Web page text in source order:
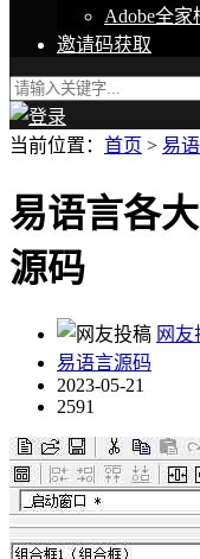
Adobe全家
邀请码获取
当前位置： 首页 > 易
易语言各
源码
网友
易语言源码
2023-05-21
2591